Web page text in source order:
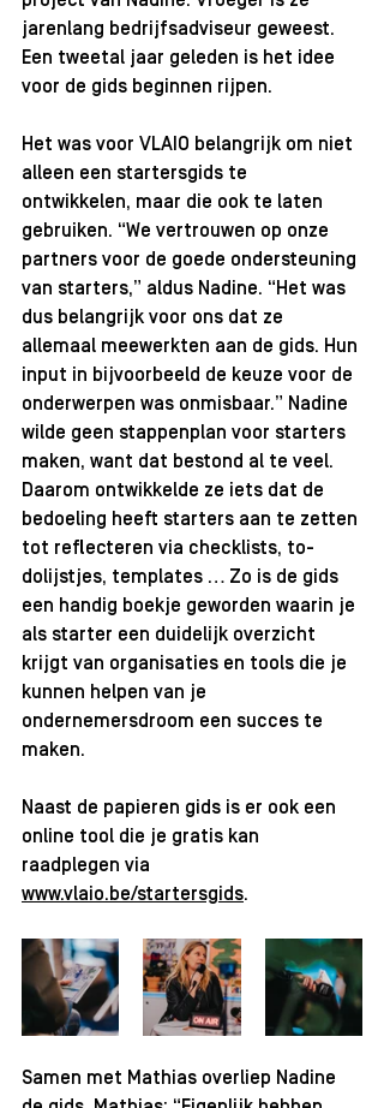
jarenlang bedrijfsadviseur geweest.
Een tweetal jaar geleden is het idee
voor de gids beginnen rijpen.
Het was voor VLAIO belangrijk om niet
alleen een startersgids te
ontwikkelen, maar die ook te laten
gebruiken. “We vertrouwen op onze
partners voor de goede ondersteuning
van starters,” aldus Nadine. “Het was
dus belangrijk voor ons dat ze
allemaal meewerkten aan de gids. Hun
input in bijvoorbeeld de keuze voor de
onderwerpen was onmisbaar.” Nadine
wilde geen stappenplan voor starters
maken, want dat bestond al te veel.
Daarom ontwikkelde ze iets dat de
bedoeling heeft starters aan te zetten
tot reflecteren via checklists, to-
dolijstjes, templates … Zo is de gids
een handig boekje geworden waarin je
als starter een duidelijk overzicht
krijgt van organisaties en tools die je
kunnen helpen van je
ondernemersdroom een succes te
maken.
Naast de papieren gids is er ook een
online tool die je gratis kan
raadplegen via
www.vlaio.be/startersgids.
Samen met Mathias overliep Nadine